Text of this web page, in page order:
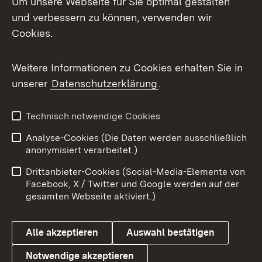
Facebook
X / Twitter
Youtube
Impressum
Kontakt
Barrierefreiheit
Datenschutz
Cookies
und verbessern zu können, verwenden wir
Cookies.
Weitere Informationen zu Cookies erhalten Sie in
unserer Datenschutzerklärung.
Technisch notwendige Cookies
Analyse-Cookies (Die Daten werden ausschließlich
anonymisiert verarbeitet.)
Drittanbieter-Cookies (Social-Media-Elemente von
Facebook, X / Twitter und Google werden auf der
gesamten Webseite aktiviert.)
Alle akzeptieren Auswahl bestätigen
Notwendige akzeptieren